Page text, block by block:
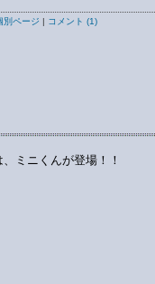
別ページ | コメント (1)
ミニくんが登場！！